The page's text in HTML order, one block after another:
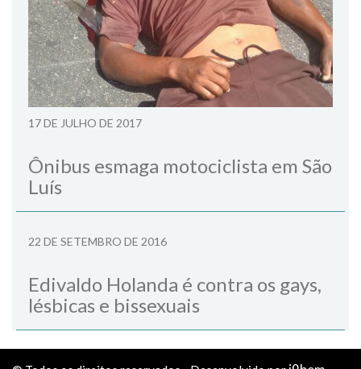
17 DE JULHO DE 2017
Ônibus esmaga motociclista em São
Luís
22 DE SETEMBRO DE 2016
Edivaldo Holanda é contra os gays,
lésbicas e bissexuais